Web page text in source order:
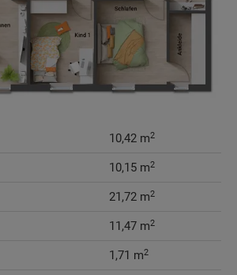
10,42 m2
10,15 m2
21,72 m2
11,47 m2
1,71 m2